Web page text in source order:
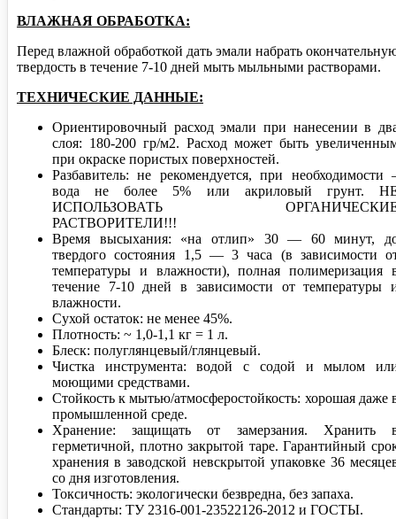
ВЛАЖНАЯ ОБРАБОТКА:
Перед влажной обработкой дать эмали набрать
твердость в течение 7-10 дней мыть мыльными растворами.
ТЕХНИЧЕСКИЕ ДАННЫЕ:
Ориентировочный расход эмали при нанесении в
слоя: 180-200 гр/м2. Расход может быть
при окраске пористых поверхностей.
Разбавитель: не рекомендуется, при необходимости
вода не более 5% или акриловый грунт.
ИСПОЛЬЗОВАТЬ
РАСТВОРИТЕЛИ!!!
Время высыхания: «на отлип» 30 — 60 минут,
твердого состояния 1,5 — 3 часа (в зависимости
температуры и влажности), полная полимеризация
течение 7-10 дней в зависимости от температуры
влажности.
Сухой остаток: не менее 45%.
Плотность: ~ 1,0-1,1 кг = 1 л.
Блеск: полуглянцевый/глянцевый.
Чистка инструмента: водой с содой и мылом
моющими средствами.
Стойкость к мытью/атмосферостойкость: хорошая даже
промышленной среде.
Хранение: защищать от замерзания. Хранить
герметичной, плотно закрытой таре. Гарантийный
хранения в заводской невскрытой упаковке 36
со дня изготовления.
Токсичность: экологически безвредна, без запаха.
Стандарты: ТУ 2316-001-23522126-2012 и ГОСТЫ.